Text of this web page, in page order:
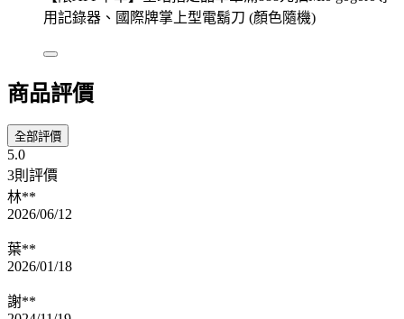
用記錄器、國際牌掌上型電鬍刀 (顏色隨機)
商品評價
全部評價
5.0
3則評價
林**
2026/06/12
葉**
2026/01/18
謝**